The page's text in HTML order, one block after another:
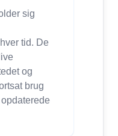
sig
tid. De
og
brug